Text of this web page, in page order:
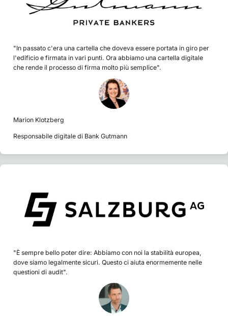
"In passato c'era una cartella che doveva essere portata in giro per
l'edificio e firmata in vari punti. Ora abbiamo una cartella digitale
che rende il processo di firma molto più semplice".
Marion Klotzberg
Responsabile digitale di Bank Gutmann
"È sempre bello poter dire: Abbiamo con noi la stabilità europea,
dove siamo legalmente sicuri. Questo ci aiuta enormemente nelle
questioni di audit".